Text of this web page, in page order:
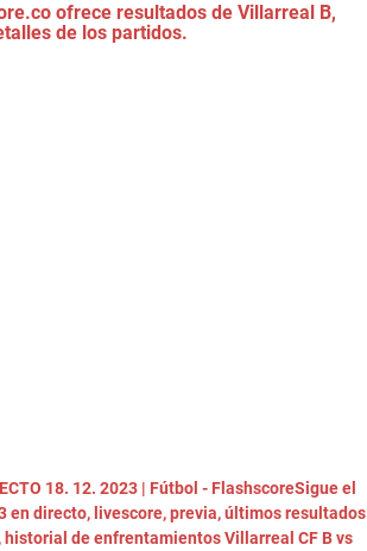
ofrece resultados de Villarreal B,
de los partidos.
18. 12. 2023 | Fútbol - FlashscoreSigue el
en directo, livescore, previa, últimos resultados
de enfrentamientos Villarreal CF B vs